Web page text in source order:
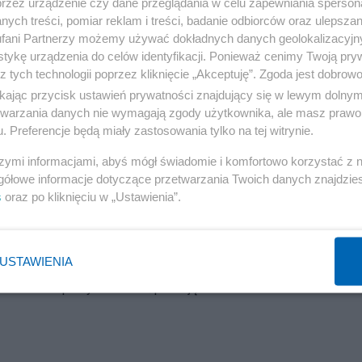
umrzeć trzeba,
kat, morderca,
klucz do nieba.
wersja tej pieśni (zwanej pieśnią trochę na wyrost), którą
tak słuchał w kościele, że komuniści [odnośnie tego
Tuskiem, drugi z katem. Część śpiewa tak, cześć inaczej,
w pod-tekście.
klip z youtube’a. Śpiewają Wesołe Ziarenka. Kat
treści, pomiar reklam i treści, badanie odbiorców oraz
Partnerzy możemy używać dokładnych danych
urządzenia do celów identyfikacji. Ponieważ cenimy Twoją
tych technologii poprzez kliknięcie „Akceptuję”. Zgoda jest
przycisk ustawień prywatności znajdujący się w lewym
danych nie wymagają zgody użytkownika, ale masz
Preferencje będą miały zastosowania tylko na tej witrynie.
informacjami, abyś mógł świadomie i komfortowo korzystać z
informacje dotyczące przetwarzania Twoich danych
oraz po kliknięciu w „Ustawienia”.
USTAWIENIA